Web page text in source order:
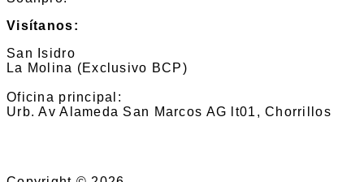
Visítanos:
San Isidro
La Molina (Exclusivo BCP)
Oficina principal:
Urb. Av Alameda San Marcos AG lt01, Chorrillos